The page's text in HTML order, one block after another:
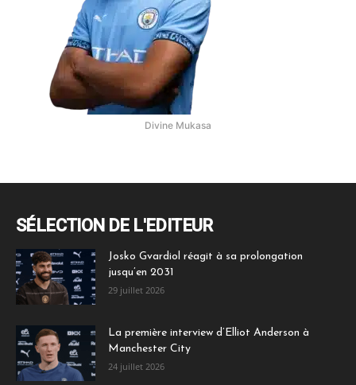
Divine Mukasa
SÉLECTION DE L'EDITEUR
Josko Gvardiol réagit à sa prolongation
jusqu’en 2031
29 juillet 2026
La première interview d’Elliot Anderson à
Manchester City
24 juillet 2026